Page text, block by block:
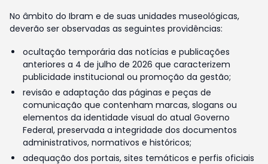
No âmbito do Ibram e de suas unidades museológicas,
deverão ser observadas as seguintes providências:
ocultação temporária das notícias e publicações
anteriores a 4 de julho de 2026 que caracterizem
publicidade institucional ou promoção da gestão;
revisão e adaptação das páginas e peças de
comunicação que contenham marcas, slogans ou
elementos da identidade visual do atual Governo
Federal, preservada a integridade dos documentos
administrativos, normativos e históricos;
adequação dos portais, sites temáticos e perfis oficiais